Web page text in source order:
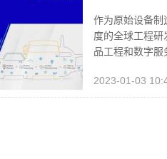
作为原始设备制
度的全球工程
品工程和数字
2023-01-03